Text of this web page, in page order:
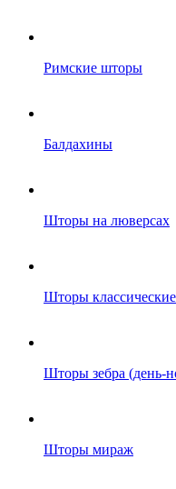
Римские шторы
Балдахины
Шторы на люверсах
Шторы классические
Шторы зебра (день-
Шторы мираж